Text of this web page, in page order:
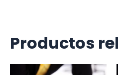
Productos